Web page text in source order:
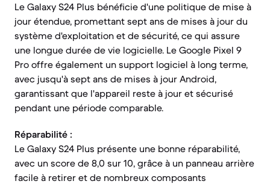
Le Galaxy S24 Plus bénéficie d'une politique de mise à
jour étendue, promettant sept ans de mises à jour du
système d'exploitation et de sécurité, ce qui assure
une longue durée de vie logicielle. Le Google Pixel 9
Pro offre également un support logiciel à long terme,
avec jusqu'à sept ans de mises à jour Android,
garantissant que l'appareil reste à jour et sécurisé
pendant une période comparable.
Réparabilité :
Le Galaxy S24 Plus présente une bonne réparabilité,
avec un score de 8,0 sur 10, grâce à un panneau arrière
facile à retirer et de nombreux composants